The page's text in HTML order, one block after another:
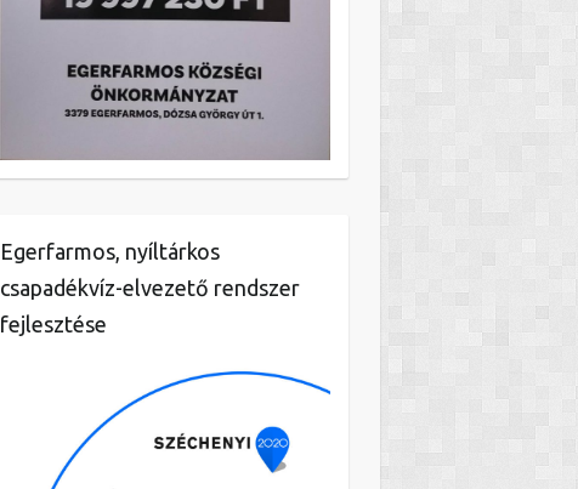
Egerfarmos, nyíltárkos
csapadékvíz-elvezető rendszer
fejlesztése